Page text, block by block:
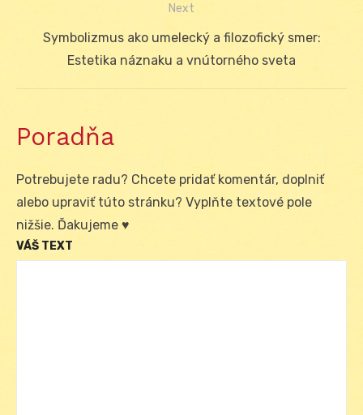
Next
NextSymbolizmus ako umelecký a filozofický smer:
Estetika náznaku a vnútorného sveta
Poradňa
Potrebujete radu? Chcete pridať komentár, doplniť
alebo upraviť túto stránku? Vyplňte textové pole
nižšie. Ďakujeme ♥
VÁŠ TEXT